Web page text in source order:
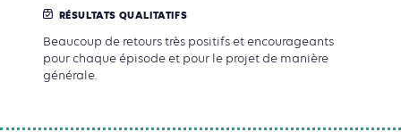
RÉSULTATS QUALITATIFS
Beaucoup de retours très positifs et encourageants
pour chaque épisode et pour le projet de manière
générale.